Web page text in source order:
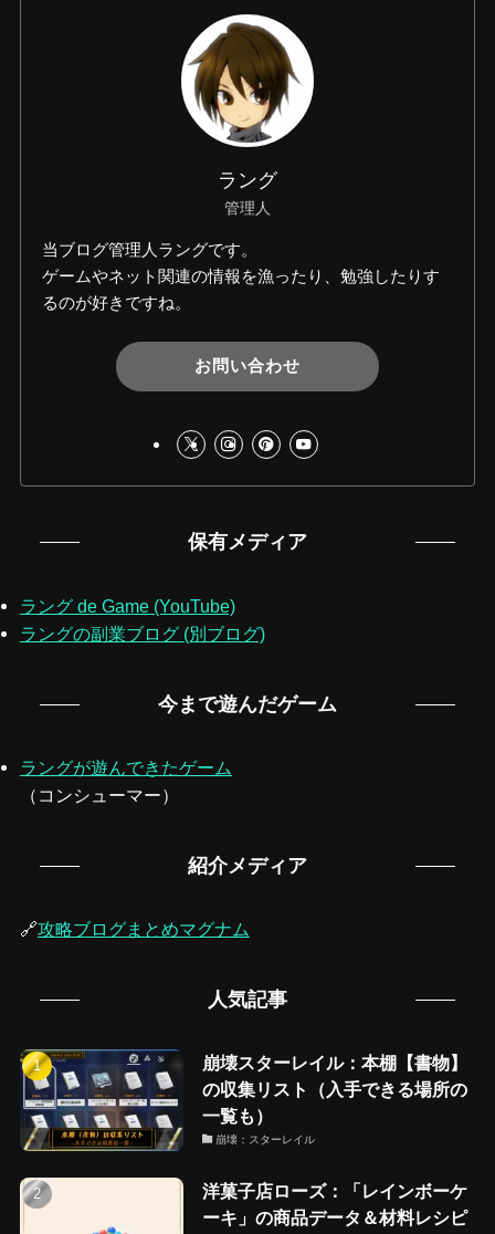
ラング
管理人
当ブログ管理人ラングです。
ゲームやネット関連の情報を漁ったり、勉強したりす
るのが好きですね。
お問い合わせ
保有メディア
ラング de Game (YouTube)
ラングの副業ブログ (別ブログ)
今まで遊んだゲーム
ラングが遊んできたゲーム
（コンシューマー）
紹介メディア
🔗攻略ブログまとめマグナム
人気記事
崩壊スターレイル：本棚【書物】
の収集リスト（入手できる場所の
一覧も）
崩壊：スターレイル
洋菓子店ローズ：「レインボーケ
ーキ」の商品データ＆材料レシピ